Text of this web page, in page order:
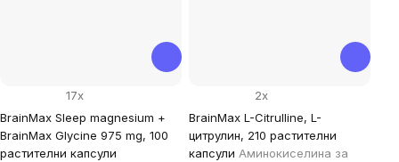
BrainMax Sleep magnesium +
BrainMax Glycine 975 mg, 100
растителни капсули
17x
BrainMax L-Citrulline, L-
цитрулин, 210 растителни
капсули Аминокиселина за
2x